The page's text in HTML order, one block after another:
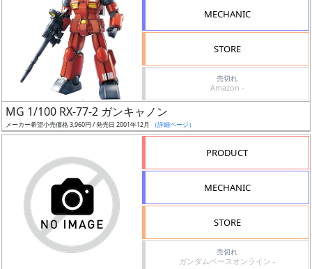
フ
リ
MECHANIC
STORE
売切れ
Amazon -
MG 1/100 RX-77-2 ガンキャノン
メーカー希望小売価格 3,960円 / 発売日 2001年12月 （詳細ページ）
PRODUCT
MECHANIC
STORE
売切れ
ガンダムベースオンライン -